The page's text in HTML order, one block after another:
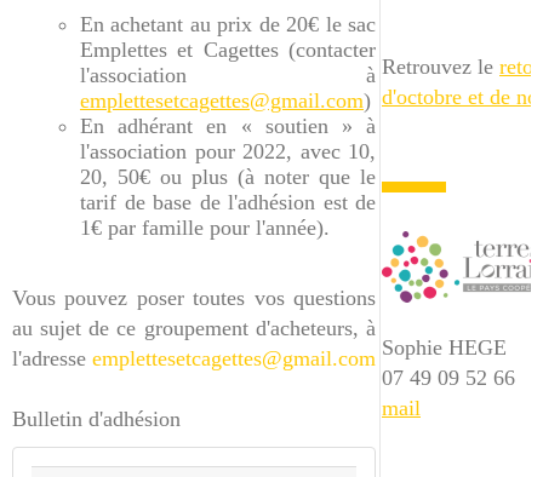
En achetant au prix de 20€ le sac
Emplettes et Cagettes (contacter
l'association à
emplettesetcagettes@gmail.com)
En adhérant en « soutien » à
l'association pour 2022, avec 10,
20, 50€ ou plus (à noter que le
tarif de base de l'adhésion est de
1€ par famille pour l'année).
Vous pouvez poser toutes vos questions
au sujet de ce groupement d'acheteurs, à
l'adresse emplettesetcagettes@gmail.com
Bulletin d'adhésion
Retrouvez le
d'octobre et de
Sophie HEGE
07 49 09 52 66
mail